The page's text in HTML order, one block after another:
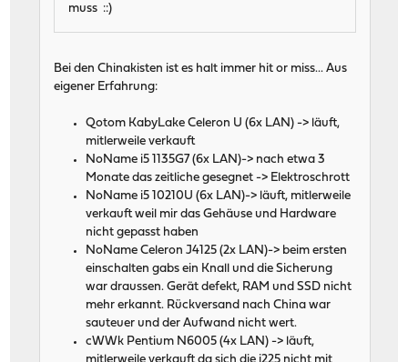
muss ::)
Bei den Chinakisten ist es halt immer hit or miss... Aus
eigener Erfahrung:
Qotom KabyLake Celeron U (6x LAN) -> läuft,
mitlerweile verkauft
NoName i5 1135G7 (6x LAN)-> nach etwa 3
Monate das zeitliche gesegnet -> Elektroschrott
NoName i5 10210U (6x LAN)-> läuft, mitlerweile
verkauft weil mir das Gehäuse und Hardware
nicht gepasst haben
NoName Celeron J4125 (2x LAN)-> beim ersten
einschalten gabs ein Knall und die Sicherung
war draussen. Gerät defekt, RAM und SSD nicht
mehr erkannt. Rückversand nach China war
sauteuer und der Aufwand nicht wert.
cWWk Pentium N6005 (4x LAN) -> läuft,
mitlerweile verkauft da sich die i225 nicht mit